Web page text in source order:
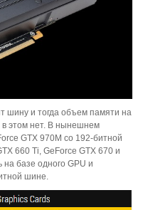
шину и тогда объем памяти на
в этом нет. В нынешнем
GTX 970M со 192-битной
660 Ti, GeForce GTX 670 и
базе одного GPU и
шине.